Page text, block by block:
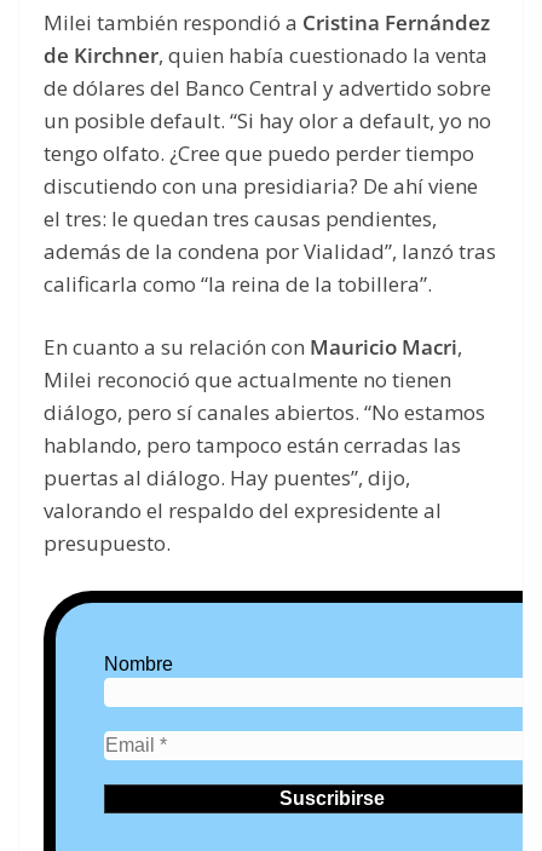
Milei también respondió a Cristina Fernández
de Kirchner, quien había cuestionado la venta
de dólares del Banco Central y advertido sobre
un posible default. “Si hay olor a default, yo no
tengo olfato. ¿Cree que puedo perder tiempo
discutiendo con una presidiaria? De ahí viene
el tres: le quedan tres causas pendientes,
además de la condena por Vialidad”, lanzó tras
calificarla como “la reina de la tobillera”.
En cuanto a su relación con Mauricio Macri,
Milei reconoció que actualmente no tienen
diálogo, pero sí canales abiertos. “No estamos
hablando, pero tampoco están cerradas las
puertas al diálogo. Hay puentes”, dijo,
valorando el respaldo del expresidente al
presupuesto.
Nombre